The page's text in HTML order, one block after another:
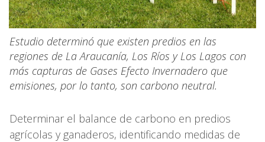
Estudio determinó que existen predios en las
regiones de La Araucanía, Los Ríos y Los Lagos con
más capturas de Gases Efecto Invernadero que
emisiones, por lo tanto, son carbono neutral.
Determinar el balance de carbono en predios
agrícolas y ganaderos, identificando medidas de